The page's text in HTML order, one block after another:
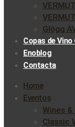
Glögg
Copas de Vino
Enoblog
Contacta
Home
Eventos
Wines
Classic